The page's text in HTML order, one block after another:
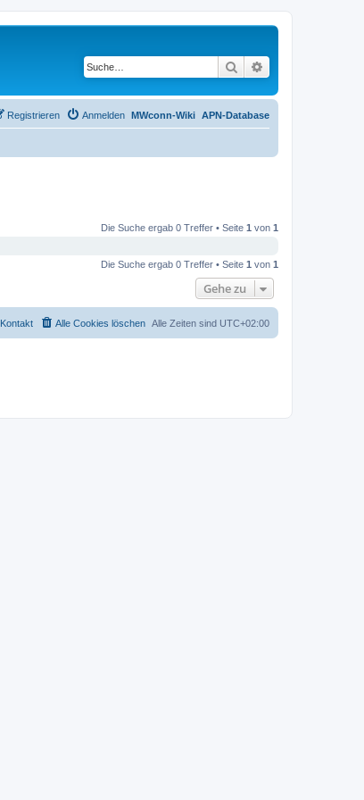
Suche
APN-Database
MWconn-Wiki
Anmelden
Registrieren
Die Suche ergab 0 Treffer • Seite 1 von 1
Die Suche ergab 0 Treffer • Seite 1 von 1
Gehe zu
Alle Zeiten sind UTC+02:00
Alle Cookies löschen
Kontakt